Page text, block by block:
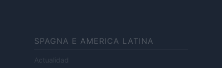
SPAGNA E AMERICA LATINA
Actualidad